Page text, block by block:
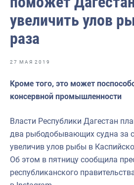
Отраслевые СМИ
Выставки и конференции
Научно-практическая литература
Рыбоохрана России
Отрасль в цифрах
Инфографика
Большая африканская
Укрепление духовно-
События в России и мире
увеличить улов
раза
27 МАЯ 2019
Кроме того, это может
консервной промышленности
Власти Республики Дагестан
два рыбодобывающих судна за
увеличив улов рыбы в
Об этом в пятницу сообщила
республиканского